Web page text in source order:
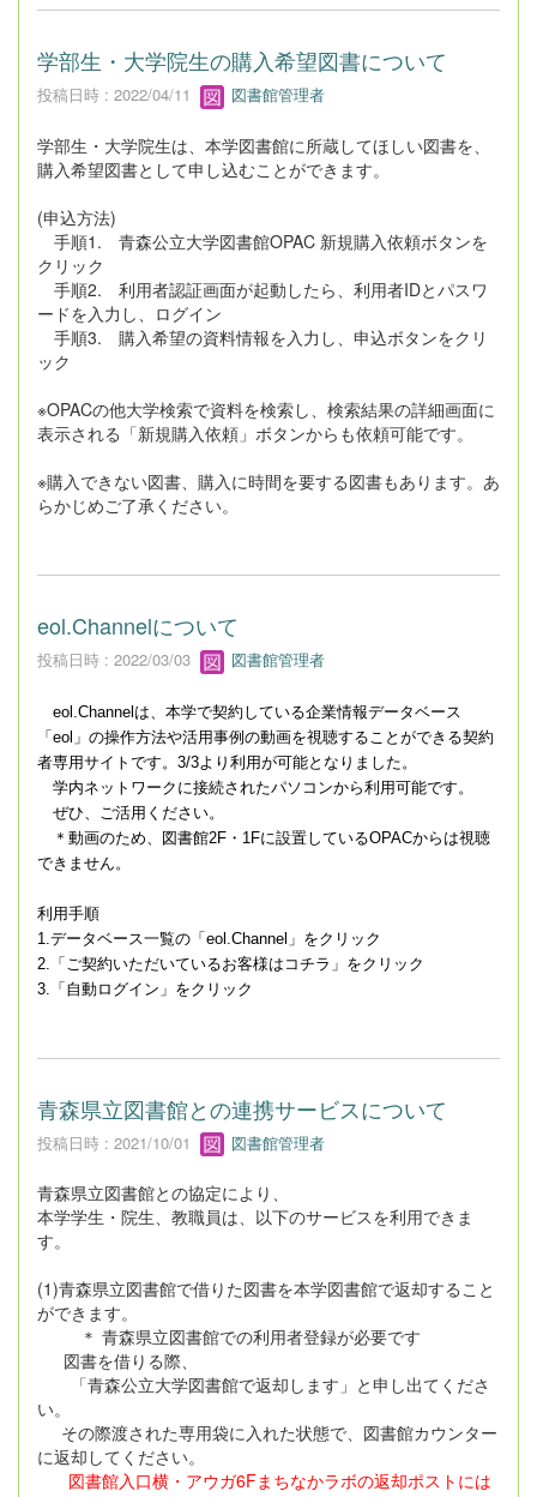
学部生・大学院生の購入希望図書について
投稿日時 : 2022/04/11 図書館管理者
学部生・大学院生は、本学図書館に所蔵してほしい図書を、
購入希望図書として申し込むことができます。
(申込方法)
手順1. 青森公立大学図書館OPAC 新規購入依頼ボタンを
クリック
手順2. 利用者認証画面が起動したら、利用者IDとパスワ
ードを入力し、ログイン
手順3. 購入希望の資料情報を入力し、申込ボタンをクリ
ック
※OPACの他大学検索で資料を検索し、検索結果の詳細画面に
表示される「新規購入依頼」ボタンからも依頼可能です。
※購入できない図書、購入に時間を要する図書もあります。あ
らかじめご了承ください。
eol.Channelについて
投稿日時 : 2022/03/03 図書館管理者
eol.Channelは、本学で契約している企業情報データベース
「eol」の操作方法や活用事例の動画を視聴することができる契約
者専用サイトです。3/3より利用が可能となりました。
学内ネットワークに接続されたパソコンから利用可能です。
ぜひ、ご活用ください。
＊動画のため、図書館2F・1Fに設置しているOPACからは視聴
できません。
利用手順
1.データベース一覧の「eol.Channel」をクリック
2.「ご契約いただいているお客様はコチラ」をクリック
3.「自動ログイン」をクリック
青森県立図書館との連携サービスについて
投稿日時 : 2021/10/01 図書館管理者
青森県立図書館との協定により、
本学学生・院生、教職員は、以下のサービスを利用できま
す。
(1)青森県立図書館で借りた図書を本学図書館で返却すること
ができます。
＊ 青森県立図書館での利用者登録が必要です
図書を借りる際、
「青森公立大学図書館で返却します」と申し出てくださ
い。
その際渡された専用袋に入れた状態で、図書館カウンター
に返却してください。
図書館入口横・アウガ6Fまちなかラボの返却ポストには